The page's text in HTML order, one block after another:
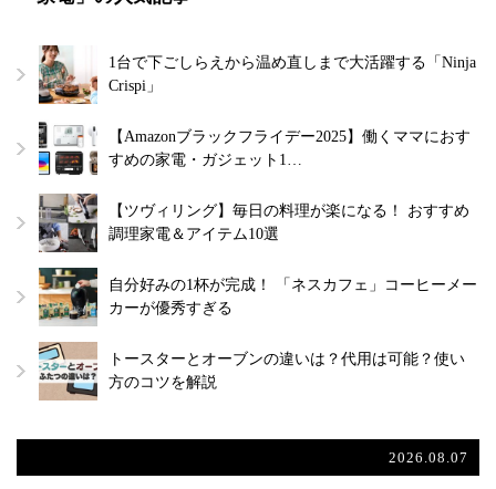
1台で下ごしらえから温め直しまで大活躍する「Ninja
Crispi」
【Amazonブラックフライデー2025】働くママにおす
すめの家電・ガジェット1…
【ツヴィリング】毎日の料理が楽になる！ おすすめ
調理家電＆アイテム10選
自分好みの1杯が完成！ 「ネスカフェ」コーヒーメー
カーが優秀すぎる
トースターとオーブンの違いは？代用は可能？使い
方のコツを解説
2026.08.07